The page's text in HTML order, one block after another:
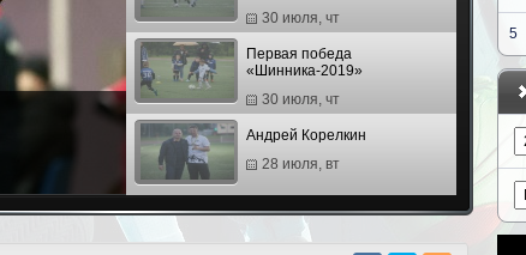
30 июля, чт
Первая победа
«Шинника-2019»
30 июля, чт
Андрей Корелкин
28 июля, вт
Кевин Рейнберг
28 июля, вт
5